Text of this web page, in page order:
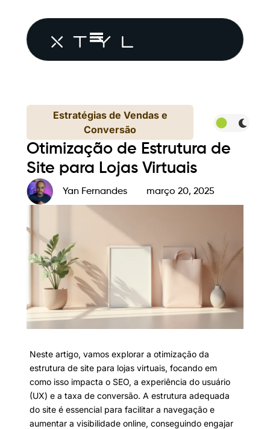
Estratégias de Vendas e
Conversão
Otimização de Estrutura de
Site para Lojas Virtuais
Yan Fernandes março 20, 2025
Neste artigo, vamos explorar a otimização da
estrutura de site para lojas virtuais, focando em
como isso impacta o SEO, a experiência do usuário
(UX) e a taxa de conversão. A estrutura adequada
do site é essencial para facilitar a navegação e
aumentar a visibilidade online, conseguindo engajar